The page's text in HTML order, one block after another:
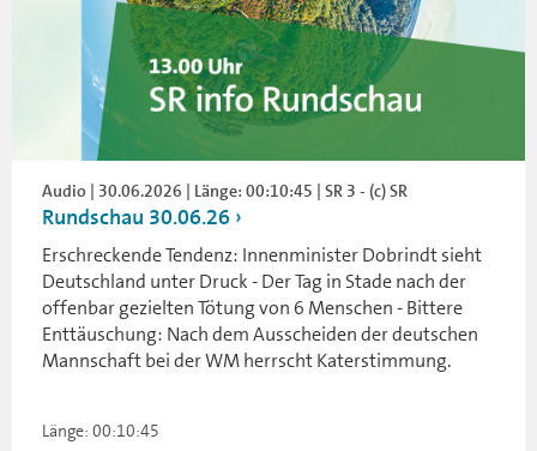
Audio | 30.06.2026 | Länge: 00:10:45 | SR 3 - (c) SR
Rundschau 30.06.26
Erschreckende Tendenz: Innenminister Dobrindt sieht
Deutschland unter Druck - Der Tag in Stade nach der
offenbar gezielten Tötung von 6 Menschen - Bittere
Enttäuschung: Nach dem Ausscheiden der deutschen
Mannschaft bei der WM herrscht Katerstimmung.
Länge: 00:10:45